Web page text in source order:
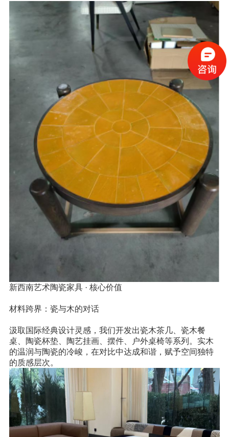
新西南艺术陶瓷家具· 核心价值
材料跨界：瓷与木的对话
汲取国际经典设计灵感，我们开发出瓷木茶几、瓷木餐
桌、陶瓷杯垫、陶艺挂画、摆件、户外桌椅等系列。实木
的温润与陶瓷的冷峻，在对比中达成和谐，赋予空间独特
的质感层次。